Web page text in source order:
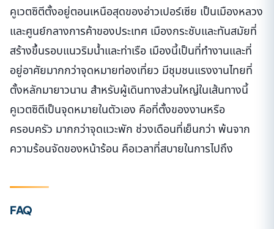
คูเวตซิตีตั้งอยู่ตอนเหนือสุดของอ่าวเปอร์เซีย เป็นเมืองหลวง
และศูนย์กลางการค้าของประเทศ เมืองกระชับและทันสมัยที่
สร้างขึ้นรอบแนวริมน้ำและท่าเรือ เมืองนี้เป็นที่ทำงานและที่
อยู่อาศัยมากกว่าจุดหมายท่องเที่ยว มีชุมชนแรงงานไทยที่
ตั้งหลักมายาวนาน สำหรับผู้เดินทางส่วนใหญ่ในเส้นทางนี้
คูเวตซิตีเป็นจุดหมายในตัวเอง คือที่ตั้งของงานหรือ
ครอบครัว มากกว่าจุดแวะพัก ช่วงเดือนที่เย็นกว่า พ้นจาก
ความร้อนจัดของหน้าร้อน คือเวลาที่สบายในการไปถึง
FAQ